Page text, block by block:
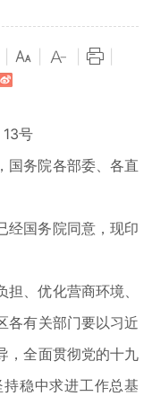
号
国务院各部委、各直
经国务院同意，现印
、优化营商环境、
各有关部门要以习近
，全面贯彻党的十九
稳中求进工作总基